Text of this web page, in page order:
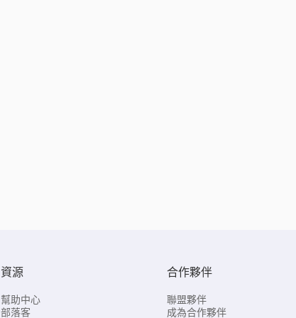
資源
幫助中心
部落客
合作夥伴
聯盟夥伴
成為合作夥伴